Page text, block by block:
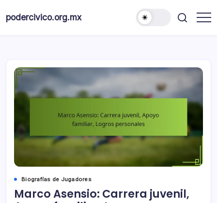
podercivico.org.mx
Biografías de Jugadores
Marco Asensio: Carrera juvenil,